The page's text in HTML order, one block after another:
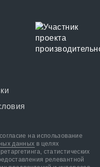
на использование
данных в целях
статистических
релевантной